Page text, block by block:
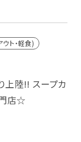
ト・軽食)
上陸!! スープカ
店☆